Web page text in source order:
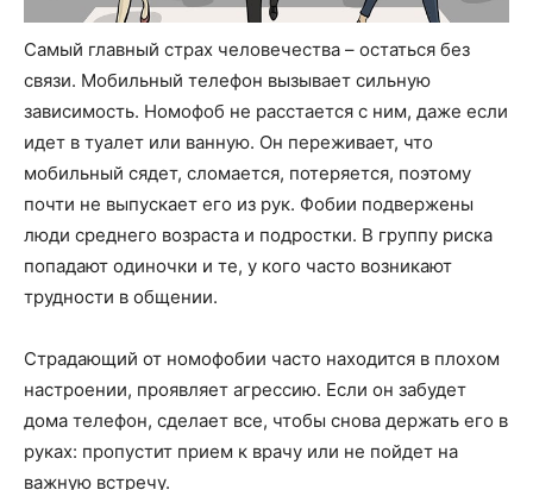
Самый главный страх человечества – остаться без
связи. Мобильный телефон вызывает сильную
зависимость. Номофоб не расстается с ним, даже если
идет в туалет или ванную. Он переживает, что
мобильный сядет, сломается, потеряется, поэтому
почти не выпускает его из рук. Фобии подвержены
люди среднего возраста и подростки. В группу риска
попадают одиночки и те, у кого часто возникают
трудности в общении.
Страдающий от номофобии часто находится в плохом
настроении, проявляет агрессию. Если он забудет
дома телефон, сделает все, чтобы снова держать его в
руках: пропустит прием к врачу или не пойдет на
важную встречу.